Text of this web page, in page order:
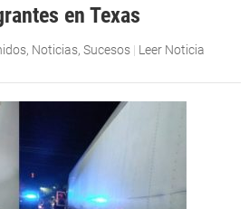
en Texas
, Noticias, Sucesos | Leer Noticia